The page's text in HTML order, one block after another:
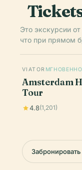
Это экскурсии
что при прямом
VIATOR МГНОВЕННО
Amsterdam
Tour
4.8(1,201)
Забронировать